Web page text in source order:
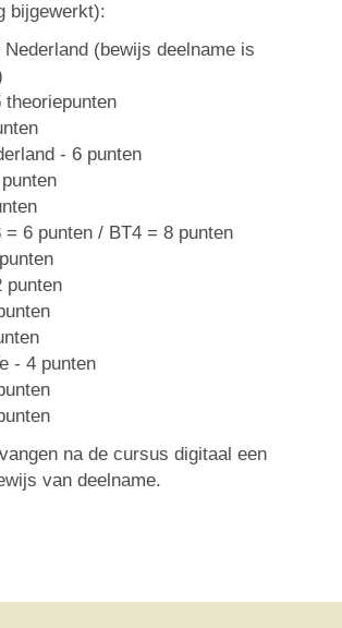
bijgewerkt):
Nederland (bewijs deelname is
theoriepunten
- 6 punten
= 6 punten / BT4 = 8 punten
punten
- 4 punten
na de cursus digitaal een
van deelname.